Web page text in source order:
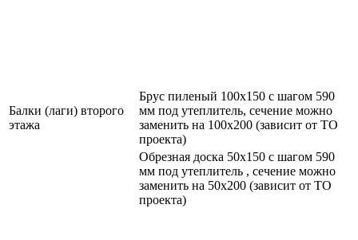
Балки (лаги) второго
этажа
Брус пиленый 100х150 с шагом 590
мм под утеплитель, сечение можно
заменить на 100х200 (зависит от ТО
проекта)
Обрезная доска 50х150 с шагом 590
мм под утеплитель , сечение можно
заменить на 50х200 (зависит от ТО
проекта)